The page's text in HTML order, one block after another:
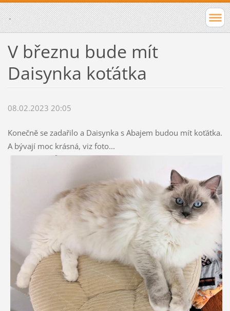
.
V březnu bude mít
Daisynka koťátka
08.02.2023 20:05
Konečně se zadařilo a Daisynka s Abajem budou mít koťátka.
A bývají moc krásná, viz foto...